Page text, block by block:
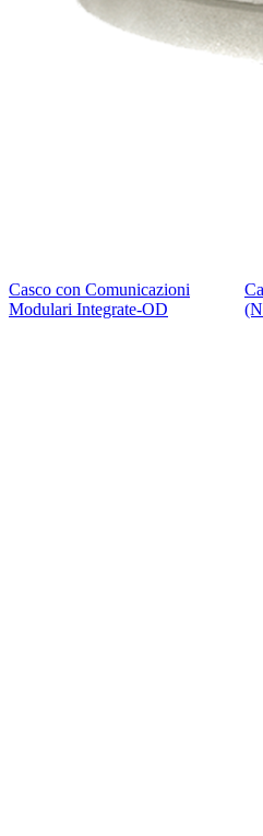
Casco con Comunicazioni
Modulari Integrate-OD